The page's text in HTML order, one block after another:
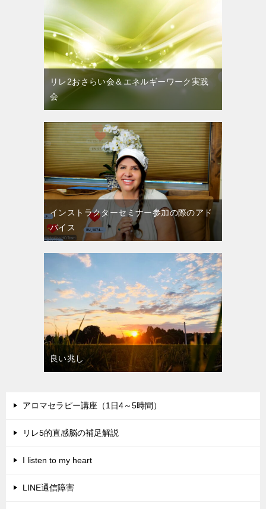
リレ2おさらい会＆エネルギーワーク実践
会
インストラクターセミナー参加の際のアド
バイス
良い兆し
アロマセラピー講座（1日4～5時間）
リレ5的直感脳の補足解説
I listen to my heart
LINE通信障害